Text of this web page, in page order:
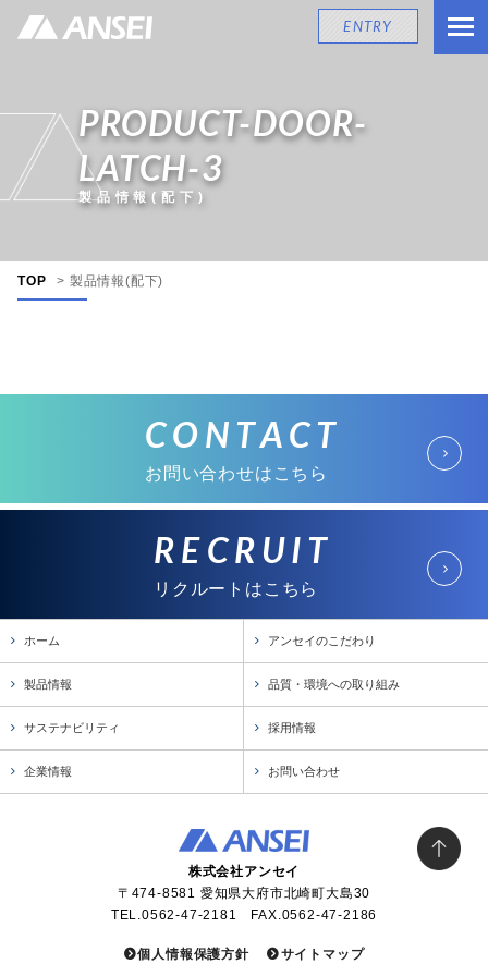
ENTRY
PRODUCT-DOOR-
LATCH-3
製品情報(配下)
TOP > 製品情報(配下)
CONTACT
お問い合わせはこちら
RECRUIT
リクルートはこちら
ホーム アンセイのこだわり
製品情報 品質・環境への取り組み
サステナビリティ 採用情報
企業情報 お問い合わせ
株式会社アンセイ
〒474-8581 愛知県大府市北崎町大島30
TEL.0562-47-2181 FAX.0562-47-2186
個人情報保護方針 サイトマップ